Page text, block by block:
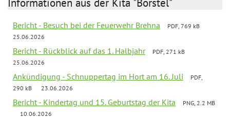
Informationen aus der Kita "Borstel"
Bericht - Besuch bei der Feuerwehr Brehna
PDF, 769 kB
25.06.2026
Bericht - Rückblick auf das 1. Halbjahr
PDF, 271 kB
25.06.2026
Ankündigung - Schnuppertag im Hort am 16. Juli
PDF,
290 kB
23.06.2026
Bericht - Kindertag und 15. Geburtstag der Kita
PNG, 2.2 MB
10.06.2026